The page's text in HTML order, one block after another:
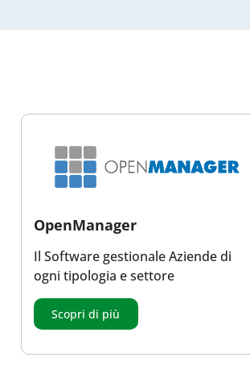
OpenManager
Il Software gestionale Aziende di
ogni tipologia e settore
Scopri di più